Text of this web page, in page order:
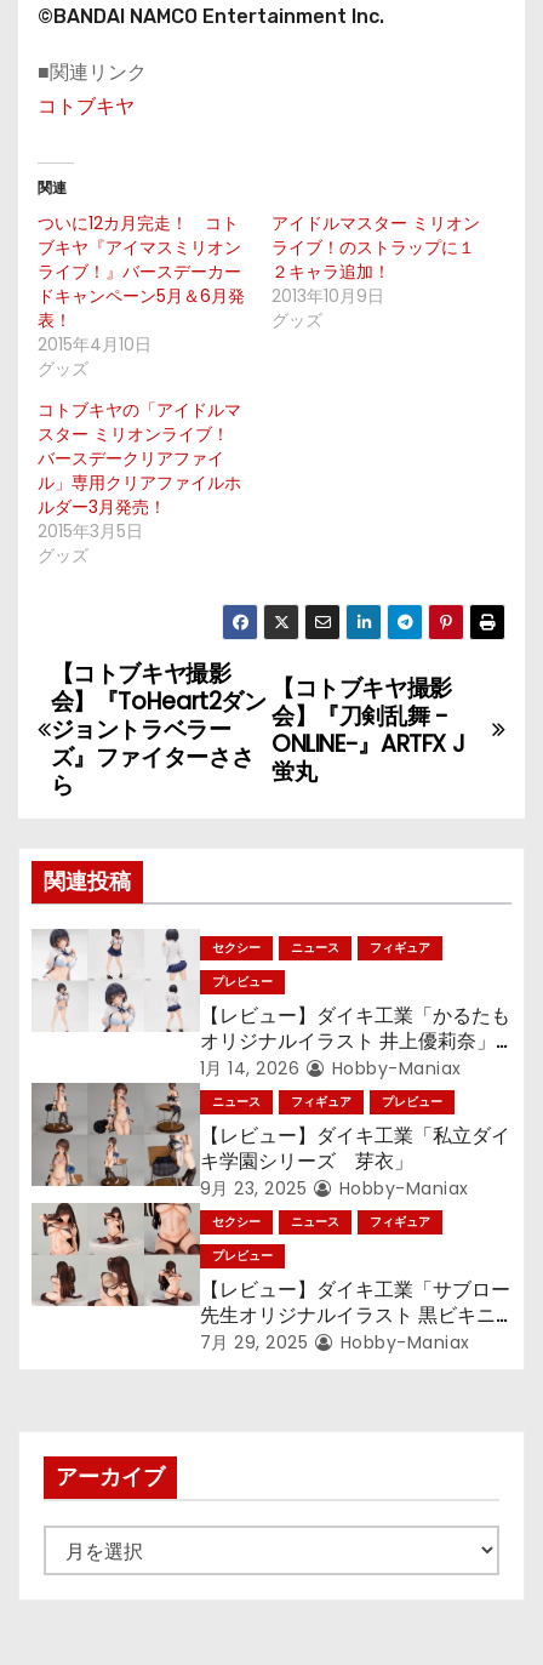
©BANDAI NAMCO Entertainment Inc.
■関連リンク
コトブキヤ
関連
ついに12カ月完走！ コト
ブキヤ『アイマスミリオン
ライブ！』バースデーカー
ドキャンペーン5月＆6月発
表！
2015年4月10日
グッズ
アイドルマスター ミリオン
ライブ！のストラップに１
２キャラ追加！
2013年10月9日
グッズ
コトブキヤの「アイドルマ
スター ミリオンライブ！
バースデークリアファイ
ル」専用クリアファイルホ
ルダー3月発売！
2015年3月5日
グッズ
投
稿
ナ
ゲ
ー
シ
ョ
ン
【コトブキヤ撮影
会】『刀剣乱舞 -
ONLINE-』ARTFX J
蛍丸
【コトブキヤ撮影
会】『ToHeart2ダン
ジョントラベラー
ズ』ファイターささ
ら
関連投稿
セクシー ニュース
フィギュア
プレビュー
【レビュー】ダイキ工業「かるたも
オリジナルイラスト 井上優莉奈」
大胆なポーズで立体化！
1月 14, 2026 Hobby-Maniax
ニュース フィギュア プレビュー
【レビュー】ダイキ工業「私立ダイ
キ学園シリーズ 芽衣」
9月 23, 2025 Hobby-Maniax
セクシー ニュース
フィギュア
プレビュー
【レビュー】ダイキ工業「サブロー
先生オリジナルイラスト 黒ビキニ
さん」
7月 29, 2025 Hobby-Maniax
アーカイブ
ー